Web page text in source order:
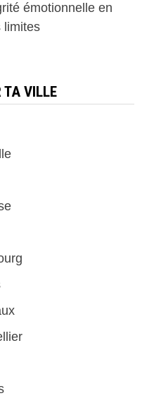
émotionnelle en
limites
TA VILLE